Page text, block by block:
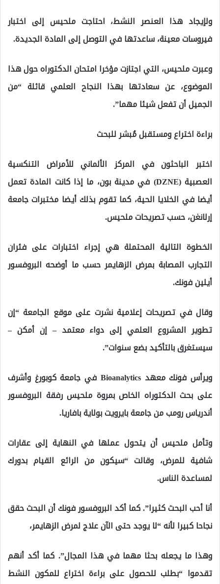
ولإيجاد هذا العنصر النشط، احتاجت ملحيس إلى اختبار
فيروسات معينة، ساعدتها في التوصل إلى المادة الجديدة.
وعبرت ملحيس، التي اجتازت مؤخرا امتحان الدكتوراه حول هذا
الموضوع، عن سعادتها بهذا النجاح العلمي قائلة “من
الجميل أن تفعل شيئا مهما”.
براءة اختراع ومستقبل مُبشر للبحث
اختبر الباحثون في المركز الألماني للأمراض التنكسية
العصبية (DZNE) في مدينة بون، ما إذا كانت المادة تعمل
أيضا في الخلايا الحية، كما تقوم بذلك أيضا مختبرات جامعة
إرلانغن، حسب تصريحات ملحيس.
الخطوة التالية المحتملة هي إجراء اختبارات على فئران
التجارب المصابة بمرض الزهايمر حسب ما أوضحه البروفسور
أيلين فونك.
وقال في تصريحات إعلامية نشرت على موقع الجامعة “إن
تطوير المشروع العلمي إلى دواء معتمد – إن أمكن –
سيستغرق بالتأكيد بضع سنوات”.
ويرأس فونك معهد Bioanalytics في جامعة كوبورغ وأشرف
على بحث الدكتوراه الخاص بمروة ملحيس رفقة البروفسور
أندرياس رومب من جامعة بايرويت بولاية بافاريا.
وتأمل ملحيس أن يتحول عملها في النهاية إلى عقارات
شافية للمرض، وقالت “سيكون من الرائع القيام بدورك
لمساعدة الناس.
أنا أحب البحث كثيرا”. كما أكد البروفسور فونك أن البحث حقق
نجاحا كبيرا لأنه “لا يوجد حتى الآن علاج لمرض الزهايمر،
وهذا ما يجعله بحثا مهما في هذا المجال”. كما أكد أنهم
تقدموا “بطلب للحصول على براءة اختراع للمكون النشط